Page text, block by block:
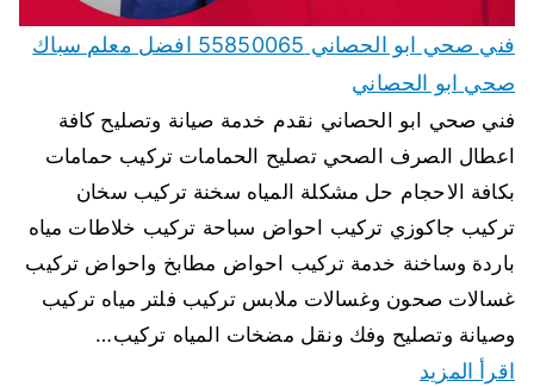
فني صحي ابو الحصاني 55850065 افضل معلم سباك
صحي ابو الحصاني
فني صحي ابو الحصاني نقدم خدمة صيانة وتصليح كافة
اعطال الصرف الصحي تصليح الحمامات تركيب حمامات
بكافة الاحجام حل مشكلة المياه سخنة تركيب سخان
تركيب جاكوزي تركيب احواض سباحة تركيب خلاطات مياه
باردة وساخنة خدمة تركيب احواض مطابخ واحواض تركيب
غسالات صحون وغسالات ملابس تركيب فلتر مياه تركيب
وصيانة وتصليح وفك ونقل مضخات المياه تركيب…
اقرأ المزيد